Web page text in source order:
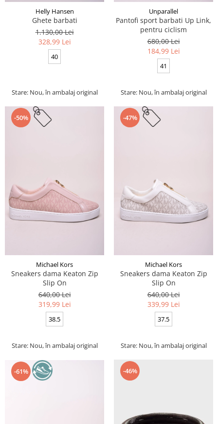
Helly Hansen
Ghete barbati
1.130,00 Lei
328,99 Lei
40
Stare: Nou, în ambalaj original
Unparallel
Pantofi sport barbati Up Link,
pentru ciclism
680,00 Lei
184,99 Lei
41
Stare: Nou, în ambalaj original
-50%
Michael Kors
Sneakers dama Keaton Zip
Slip On
640,00 Lei
319,99 Lei
38.5
Stare: Nou, în ambalaj original
-47%
Michael Kors
Sneakers dama Keaton Zip
Slip On
640,00 Lei
339,99 Lei
37.5
Stare: Nou, în ambalaj original
-61% -46%